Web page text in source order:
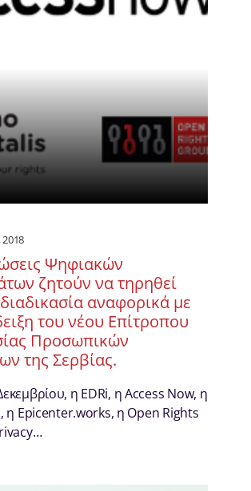
2018
Ψηφιακών
ζητούν να τηρηθεί
αναφορικά με
του νέου Επίτροπου
Προσωπικών
της Σερβίας.
η EDRi, η Access Now, η
η Εpicenter.works, η Open Rights